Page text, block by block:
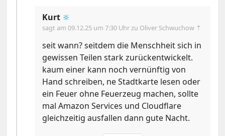
Kurt 🔆
sagt am09.12.25 um 7:30 Uhrzu Oliver Schwuchow ⇡
seit wann? seitdem die Menschheit sich in
gewissen Teilen stark zurückentwickelt.
kaum einer kann noch vernünftig von
Hand schreiben, ne Stadtkarte lesen oder
ein Feuer ohne Feuerzeug machen, sollte
mal Amazon Services und Cloudflare
gleichzeitig ausfallen dann gute Nacht.